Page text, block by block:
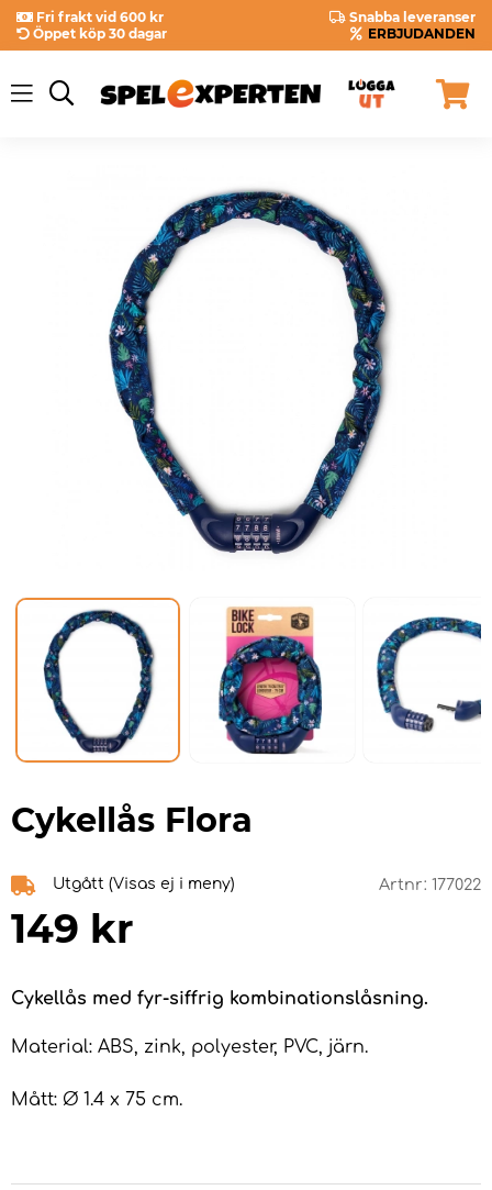
Fri frakt vid 600 kr
Snabba leveranser
Öppet köp 30 dagar
ERBJUDANDEN
Cykellås Flora
Utgått (Visas ej i meny) Artnr: 177022
149 kr
Cykellås med fyr-siffrig kombinationslåsning.
Material: ABS, zink, polyester, PVC, järn.
Mått: Ø 1.4 x 75 cm.